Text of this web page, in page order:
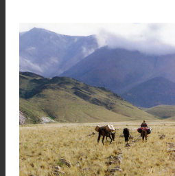
Amarga
Ovejería
Promediaba la tarde
nos condujo hasta las
llamada Ovejería, cuyas
a la vera de una extensa